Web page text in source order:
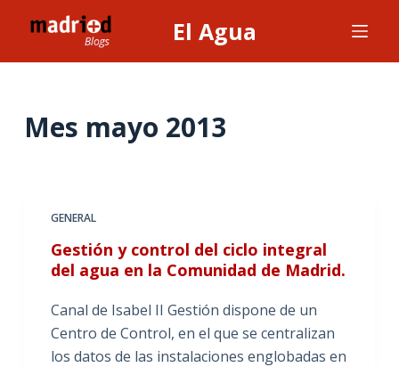
l
El Agua
Mes mayo 2013
GENERAL
Gestión y control del ciclo integral
del agua en la Comunidad de Madrid.
Canal de Isabel II Gestión dispone de un
Centro de Control, en el que se centralizan
los datos de las instalaciones englobadas en